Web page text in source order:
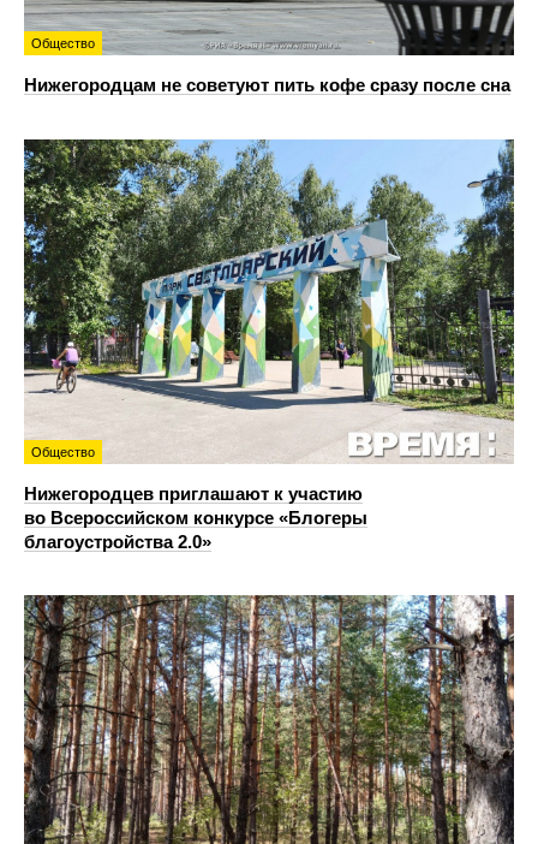
Общество
Нижегородцам не советуют пить кофе сразу после сна
Общество
Нижегородцев приглашают к участию
во Всероссийском конкурсе «Блогеры
благоустройства 2.0»